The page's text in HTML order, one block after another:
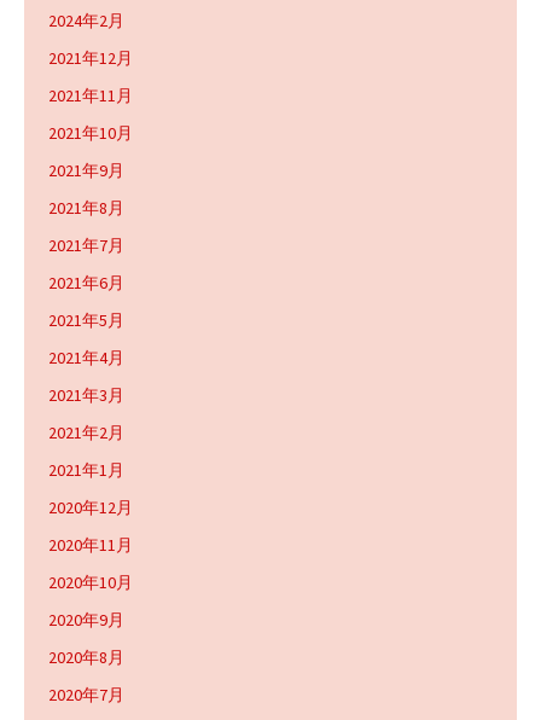
2024年2月
2021年12月
2021年11月
2021年10月
2021年9月
2021年8月
2021年7月
2021年6月
2021年5月
2021年4月
2021年3月
2021年2月
2021年1月
2020年12月
2020年11月
2020年10月
2020年9月
2020年8月
2020年7月